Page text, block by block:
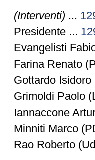
(Interventi) ...
Presidente ...
Evangelisti
Farina Renato
Gottardo
Grimoldi Paolo
Iannaccone
Minniti Marco
Rao Roberto